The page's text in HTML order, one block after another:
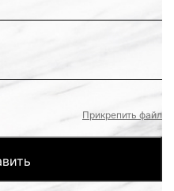
Прикрепить файл